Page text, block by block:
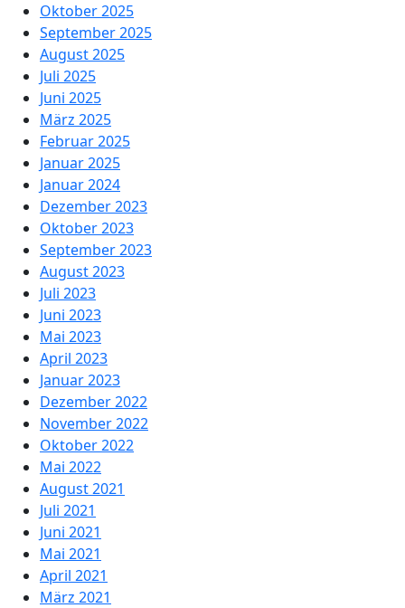
Oktober 2025
September 2025
August 2025
Juli 2025
Juni 2025
März 2025
Februar 2025
Januar 2025
Januar 2024
Dezember 2023
Oktober 2023
September 2023
August 2023
Juli 2023
Juni 2023
Mai 2023
April 2023
Januar 2023
Dezember 2022
November 2022
Oktober 2022
Mai 2022
August 2021
Juli 2021
Juni 2021
Mai 2021
April 2021
März 2021